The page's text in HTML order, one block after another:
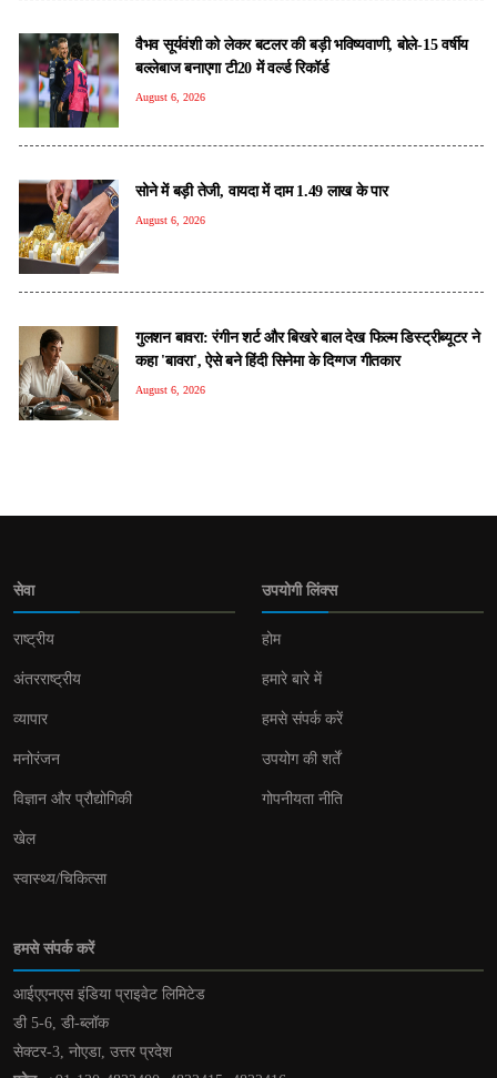
वैभव सूर्यवंशी को लेकर बटलर की बड़ी भविष्यवाणी, बोले-15 वर्षीय
बल्लेबाज बनाएगा टी20 में वर्ल्ड रिकॉर्ड
August 6, 2026
सोने में बड़ी तेजी, वायदा में दाम 1.49 लाख के पार
August 6, 2026
गुलशन बावरा: रंगीन शर्ट और बिखरे बाल देख फिल्म डिस्ट्रीब्यूटर ने
कहा 'बावरा', ऐसे बने हिंदी सिनेमा के दिग्गज गीतकार
August 6, 2026
सेवा
राष्ट्रीय
अंतरराष्ट्रीय
व्यापार
मनोरंजन
विज्ञान और प्रौद्योगिकी
खेल
स्वास्थ्य/चिकित्सा
उपयोगी लिंक्स
होम
हमारे बारे में
हमसे संपर्क करें
उपयोग की शर्तें
गोपनीयता नीति
हमसे संपर्क करें
आईएएनएस इंडिया प्राइवेट लिमिटेड
डी 5-6, डी-ब्लॉक
सेक्टर-3, नोएडा, उत्तर प्रदेश